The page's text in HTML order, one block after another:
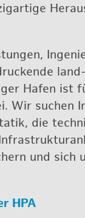
Hafen ist
Wir su­chen
die
und sich
HPA